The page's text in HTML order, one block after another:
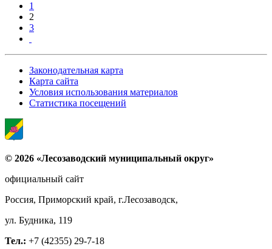
1
2
3
Законодательная карта
Карта сайта
Условия использования материалов
Статистика посещений
© 2026 «Лесозаводский муниципальный округ»
официальный сайт
Россия, Приморский край, г.Лесозаводск,
ул. Будника, 119
Тел.: +7 (42355) 29-7-18